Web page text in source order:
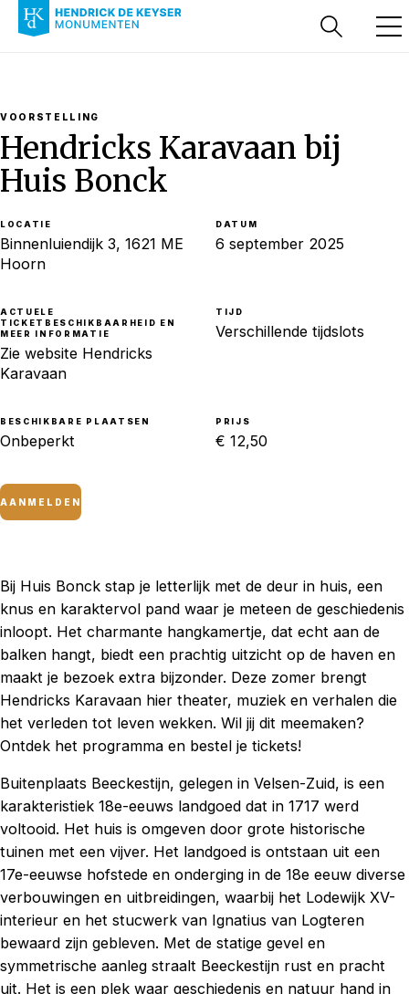
VOORSTELLING
Hendricks Karavaan bij
Huis Bonck
LOCATIE
Binnenluiendijk 3, 1621 ME
Hoorn
DATUM
6 september 2025
ACTUELE
TICKETBESCHIKBAARHEID EN
MEER INFORMATIE
Zie website Hendricks
Karavaan
TIJD
Verschillende tijdslots
BESCHIKBARE PLAATSEN
Onbeperkt
PRIJS
€ 12,50
AANMELDEN
Bij Huis Bonck stap je letterlijk met de deur in huis, een
knus en karaktervol pand waar je meteen de geschiedenis
inloopt. Het charmante hangkamertje, dat echt aan de
balken hangt, biedt een prachtig uitzicht op de haven en
maakt je bezoek extra bijzonder. Deze zomer brengt
Hendricks Karavaan hier theater, muziek en verhalen die
het verleden tot leven wekken. Wil jij dit meemaken?
Ontdek het programma en bestel je tickets!
Buitenplaats Beeckestijn, gelegen in Velsen-Zuid, is een
karakteristiek 18e-eeuws landgoed dat in 1717 werd
voltooid. Het huis is omgeven door grote historische
tuinen met een vijver. Het landgoed is ontstaan uit een
17e-eeuwse hofstede en onderging in de 18e eeuw diverse
verbouwingen en uitbreidingen, waarbij het Lodewijk XV-
interieur en het stucwerk van Ignatius van Logteren
bewaard zijn gebleven. Met de statige gevel en
symmetrische aanleg straalt Beeckestijn rust en pracht
uit. Het is een plek waar geschiedenis en natuur hand in